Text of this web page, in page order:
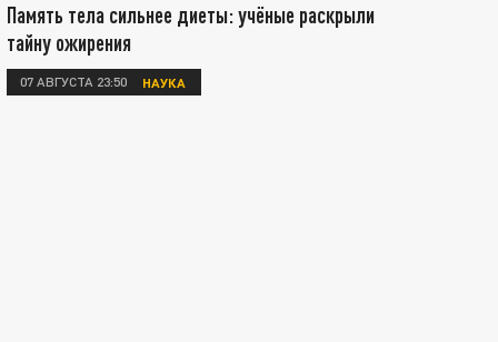
Память тела сильнее диеты: учёные раскрыли
тайну ожирения
07 АВГУСТА 23:50 НАУКА